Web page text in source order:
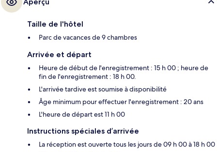
Taille de l'hôtel
Parc de vacances de 9 chambres
Arrivée et départ
Heure de début de l'enregistrement : 15 h 00 ; heure de
fin de l'enregistrement : 18 h 00.
L'arrivée tardive est soumise à disponibilité
Âge minimum pour effectuer l'enregistrement : 20 ans
L'heure de départ est 11 h 00
Instructions spéciales d’arrivée
La réception est ouverte tous les jours de 09 h 00 à 18 h 00